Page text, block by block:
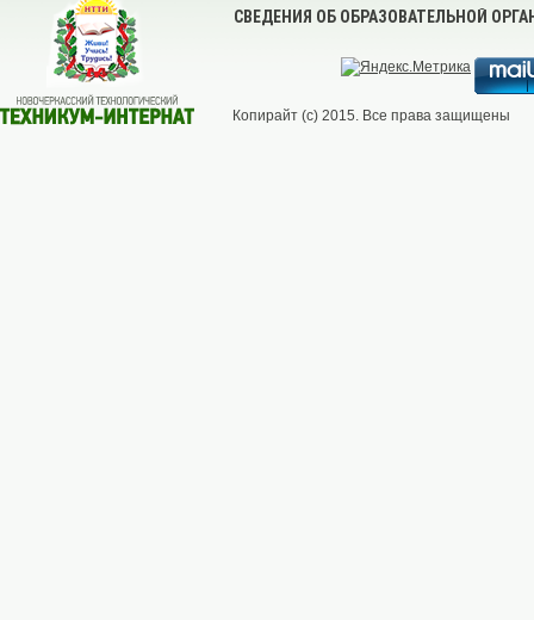
СВЕДЕНИЯ ОБ ОБРАЗОВАТЕЛЬНОЙ
Копирайт (с) 2015. Все права защищены